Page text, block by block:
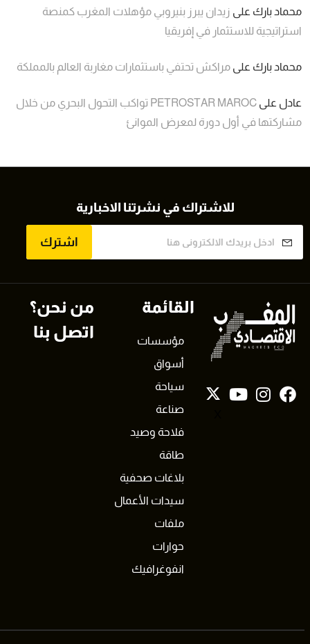
محماد بارك على زيدان يبرز بنيروبي مؤهلات المغرب كمنصة
استراتيجية للاستثمار في إفريقيا
محماد بارك على مراكش تحتفي باستثمارات مغاربة العالم بالمملكة
عادل على
PETROSTAR MAROC تواكب التحول البحري من خلال
مشاركتها في أول دورة لمعرض الموانئ
للاشتراك في نشرتنا الاخبارية
اشترك
القائمة
مؤسسات
أسواق
سياحة
صناعة
فلاحة وصيد
طاقة
بلاغات صحفية
سيدات الأعمال
ملفات
حوارات
انفوغرافيك
من نحن؟
اتصل بنا